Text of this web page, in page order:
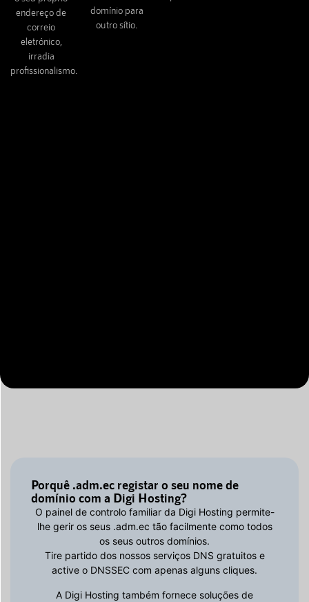
endereço de
correio
eletrónico,
irradia
profissionalismo.
domínio para
outro sítio.
Porquê .adm.ec registar o seu nome de
domínio com a Digi Hosting?
O painel de controlo familiar da Digi Hosting permite-
lhe gerir os seus .adm.ec tão facilmente como todos
os seus outros domínios.
Tire partido dos nossos serviços DNS gratuitos e
active o DNSSEC com apenas alguns cliques.
A Digi Hosting também fornece soluções de